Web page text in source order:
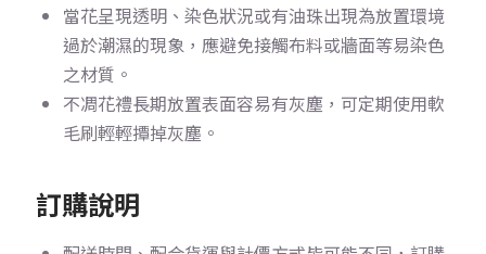
當花呈現透明、染色狀況或有油珠出現為放置環境
過於潮濕的現象，應避免接觸布料或牆面等易染色
之材質。
不凋花禮長期放置表面容易有灰塵，可定期使用軟
毛刷輕輕撢掉灰塵。
訂購說明